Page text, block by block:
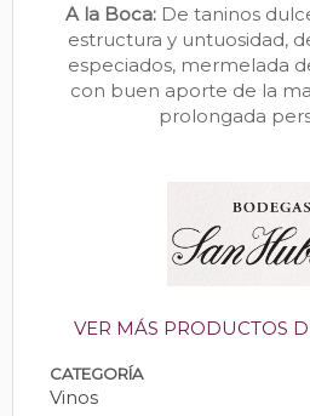
A la Boca: De taninos
estructura y untuosidad,
especiados, mermelada
con buen aporte de la
prolongada
VER MÁS PRODUCTOS
CATEGORÍA
Vinos